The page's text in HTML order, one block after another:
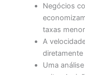
Negócios
taxas
A
diretamente
Uma